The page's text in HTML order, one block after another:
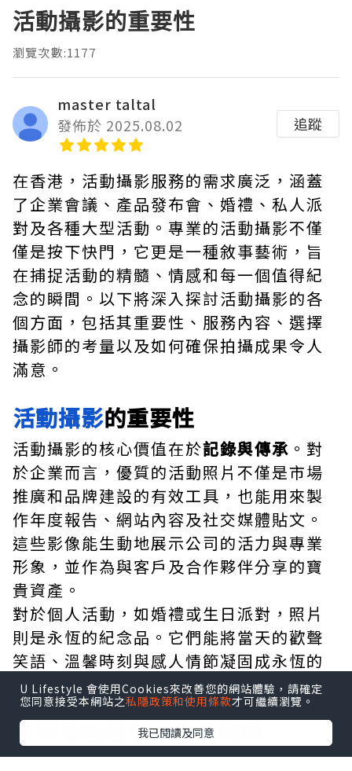
活動攝影的重要性
瀏覽次數:1177
master taltal
發佈於 2025.08.02
追蹤
在香港，活動攝影服務的需求廣泛，涵蓋
了企業會議、產品發布會、婚禮、私人派
對及各種大型活動。專業的活動攝影不僅
僅是按下快門，它更是一種敘事藝術，旨
在捕捉活動的精髓、情感和每一個值得紀
念的瞬間。以下將深入探討活動攝影的各
個方面，包括其重要性、服務內容、選擇
攝影師的考量以及如何確保拍攝成果令人
滿意。
活動攝影的重要性
活動攝影的核心價值在於記錄與傳承 。對
於企業而言，優質的活動照片不僅是市場
推廣和品牌建設的有效工具，也能用來製
作年度報告、網站內容及社交媒體貼文。
這些影像能生動地展示公司的活力與專業
形象，並作為與客戶及合作夥伴分享的寶
貴資產。
對於個人活動，如婚禮或生日派對，照片
則是永恆的紀念品。它們能將當天的歡聲
笑語、溫馨時刻與感人情節凝固成永恆的
畫面，讓參與者日後回憶時，仍能感受到
當時的溫暖與喜悅。
專業活動攝影的服務範疇
專業的活動攝影服務通常涵蓋從前置溝通
U Lifestyle 會使用Cookies來改善您的網站體驗，請確定
您同意接受本網站之私隱政策和使用條款才可繼續瀏覽。
我已閱讀及同意